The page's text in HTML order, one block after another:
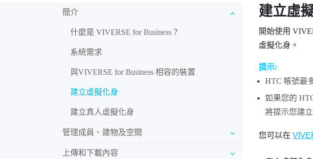
簡介
什麼是 VIVERSE for Business？
系統需求
與VIVERSE for Business 相容的裝置
建立虛擬化身
建立真人虛擬化身
管理成員、建物及空間
上傳和下載內容
建立虛
開始使用
虛擬化身。
提示:
HTC 帳號最
如果您的
將提示您建
您可以在